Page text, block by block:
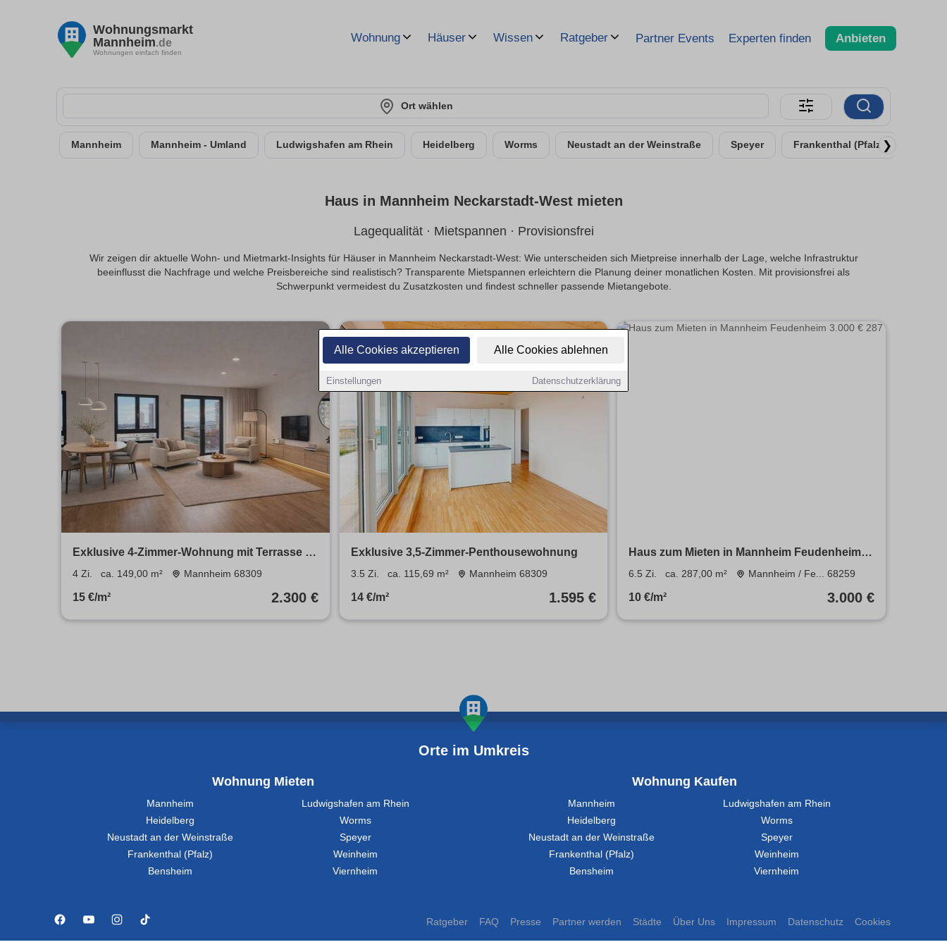
Alle Cookies akzeptieren Alle Cookies ablehnen
Einstellungen Datenschutzerklärung
Wohnungsmarkt
Mannheim.de
Wohnungen einfach finden
Wohnung Häuser Wissen Ratgeber Partner Events Experten finden Anbieten
Ort wählen
Mannheim Mannheim - Umland Ludwigshafen am Rhein Heidelberg Worms Neustadt an der Weinstraße Speyer Frankenthal (Pfalz) ❯
Haus in Mannheim Neckarstadt-West mieten
Lagequalität · Mietspannen · Provisionsfrei
Wir zeigen dir aktuelle Wohn- und Mietmarkt-Insights für Häuser in Mannheim Neckarstadt-West: Wie unterscheiden sich Mietpreise innerhalb der Lage, welche Infrastruktur
beeinflusst die Nachfrage und welche Preisbereiche sind realistisch? Transparente Mietspannen erleichtern die Planung deiner monatlichen Kosten. Mit provisionsfrei als
Schwerpunkt vermeidest du Zusatzkosten und findest schneller passende Mietangebote.
Exklusive 4-Zimmer-Wohnung mit Terrasse &
Weitblick - modernes Wohnen im Orbit
4 Zi. ca. 149,00 m² Mannheim 68309
15 €/m² 2.300 €
Exklusive 3,5-Zimmer-Penthousewohnung
3.5 Zi. ca. 115,69 m² Mannheim 68309
14 €/m² 1.595 €
Haus zum Mieten in Mannheim Feudenheim
3.000 € 287 m²
6.5 Zi. ca. 287,00 m² Mannheim / Fe... 68259
10 €/m² 3.000 €
Orte im Umkreis
Wohnung Mieten
Mannheim
Ludwigshafen am Rhein
Heidelberg
Worms
Neustadt an der Weinstraße
Speyer
Frankenthal (Pfalz)
Weinheim
Bensheim
Viernheim
Wohnung Kaufen
Mannheim
Ludwigshafen am Rhein
Heidelberg
Worms
Neustadt an der Weinstraße
Speyer
Frankenthal (Pfalz)
Weinheim
Bensheim
Viernheim
Ratgeber FAQ Presse Partner werden Städte Über Uns Impressum Datenschutz Cookies